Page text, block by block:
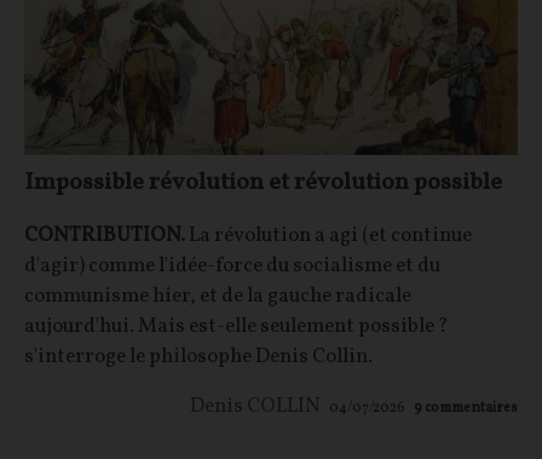
Impossible révolution et révolution possible
CONTRIBUTION.La révolution a agi (et continue
d'agir) comme l'idée-force du socialisme et du
communisme hier, et de la gauche radicale
aujourd'hui. Mais est-elle seulement possible ?
s'interroge le philosophe Denis Collin.
Denis COLLIN 04/07/2026 9 commentaires